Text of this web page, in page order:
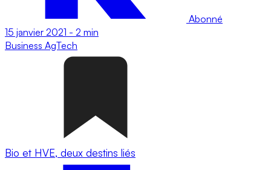
Abonné
15 janvier 2021 - 2 min
Business AgTech
Bio et HVE, deux destins liés